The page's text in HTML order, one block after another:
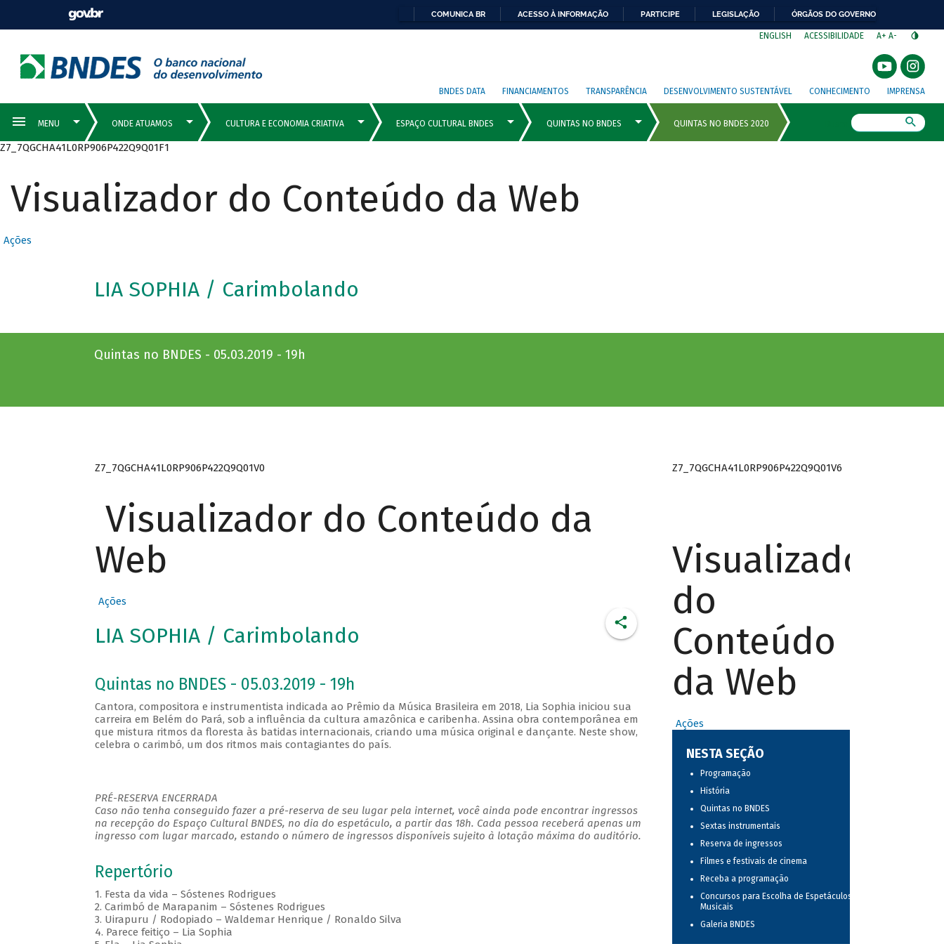
COMUNICA BR ACESSO À INFORMAÇÃO PARTICIPE LEGISLAÇÃO ÓRGÃOS DO GOVERNO
ENGLISH ACESSIBILIDADE A+ A-
BNDES DATA FINANCIAMENTOS TRANSPARÊNCIA DESENVOLVIMENTO SUSTENTÁVEL CONHECIMENTO IMPRENSA
Z7_7QGCHA41L0RP906P422Q9Q01F1
Visualizador do Conteúdo da Web
Ações
LIA SOPHIA / Carimbolando
Quintas no BNDES - 05.03.2019 - 19h
Z7_7QGCHA41L0RP906P422Q9Q01V0
Visualizador do Conteúdo da
Web
Ações
LIA SOPHIA / Carimbolando
Quintas no BNDES - 05.03.2019 - 19h
Cantora, compositora e instrumentista indicada ao Prêmio da Música Brasileira em 2018, Lia Sophia iniciou sua
carreira em Belém do Pará, sob a influência da cultura amazônica e caribenha. Assina obra contemporânea em
que mistura ritmos da floresta às batidas internacionais, criando uma música original e dançante. Neste show,
celebra o carimbó, um dos ritmos mais contagiantes do país.
PRÉ-RESERVA ENCERRADA
Caso não tenha conseguido fazer a pré-reserva de seu lugar pela internet, você ainda pode encontrar ingressos
na recepção do Espaço Cultural BNDES, no dia do espetáculo, a partir das 18h. Cada pessoa receberá apenas um
ingresso com lugar marcado, estando o número de ingressos disponíveis sujeito à lotação máxima do auditório.
Repertório
1. Festa da vida – Sóstenes Rodrigues
2. Carimbó de Marapanim – Sóstenes Rodrigues
3. Uirapuru / Rodopiado – Waldemar Henrique / Ronaldo Silva
4. Parece feitiço – Lia Sophia
Z7_7QGCHA41L0RP906P422Q9Q01V6
Visualizador
do
Conteúdo
da Web
Ações
NESTA SEÇÃO
Programação
História
Quintas no BNDES
Sextas instrumentais
Reserva de ingressos
Filmes e festivais de cinema
Receba a programação
Concursos para Escolha de Espetáculos
Musicais
Galeria BNDES